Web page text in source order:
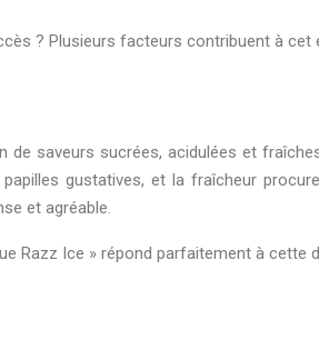
? Plusieurs facteurs contribuent à
saveurs sucrées, acidulées et
gustatives, et la fraîcheur
et agréable.
Razz Ice » répond parfaitement à